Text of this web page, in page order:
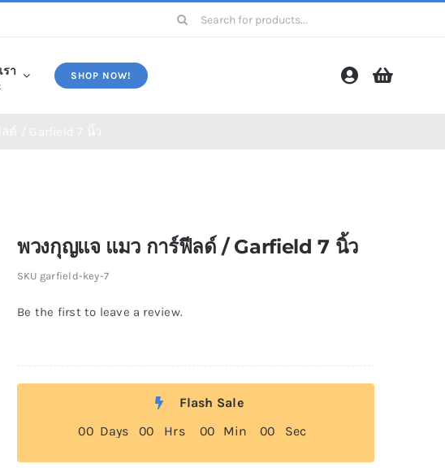
Search
รา SHOP NOW!
พวงกุญแจ แมว การ์ฟีลด์ / Garfield 7 นิ้ว
SKU garfield-key-7
Be the first to leave a review.
Flash Sale
00 Days 00 Hrs 00 Min 00 Sec